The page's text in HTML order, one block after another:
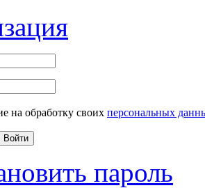
на обработку своих персональных
Войти
пароль